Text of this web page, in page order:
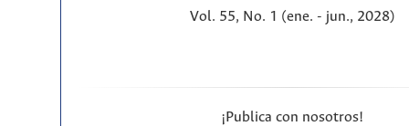
Vol. 55, No. 1 (ene. - jun., 2028)
¡Publica con nosotros!